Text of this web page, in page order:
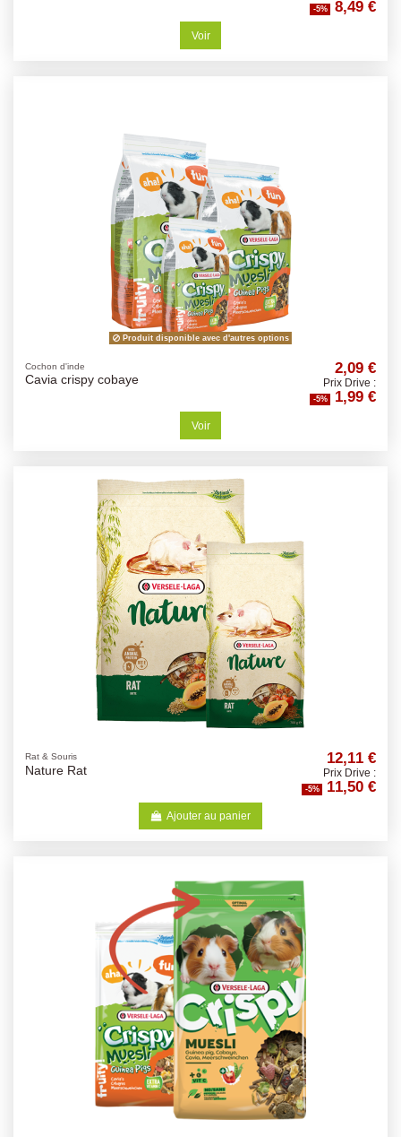
-5% 8,49 €
Voir
Produit disponible avec d'autres options
Cochon d'inde
Cavia crispy cobaye
2,09 €
Prix Drive :
-5% 1,99 €
Voir
Rat & Souris
Nature Rat
12,11 €
Prix Drive :
-5% 11,50 €
Ajouter au panier